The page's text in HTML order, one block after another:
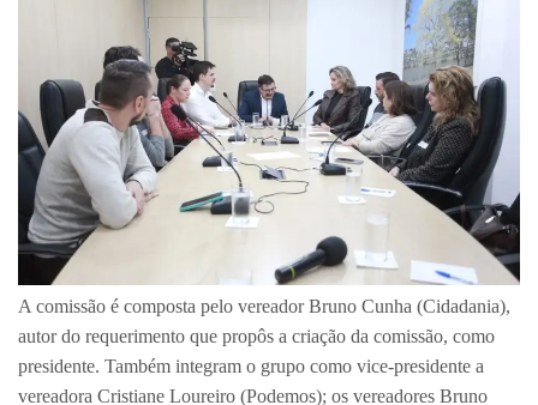
A comissão é composta pelo vereador Bruno Cunha (Cidadania),
autor do requerimento que propôs a criação da comissão, como
presidente. Também integram o grupo como vice-presidente a
vereadora Cristiane Loureiro (Podemos); os vereadores Bruno